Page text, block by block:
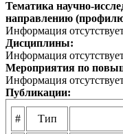
Тематика научно-
направлению
Информация
Дисциплины:
Информация
Мероприятия по
Информация
Публикации:
# Тип